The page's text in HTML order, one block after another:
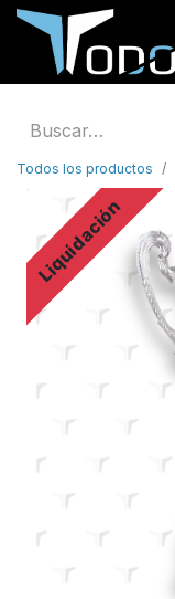
Todos los productos
Liquidación